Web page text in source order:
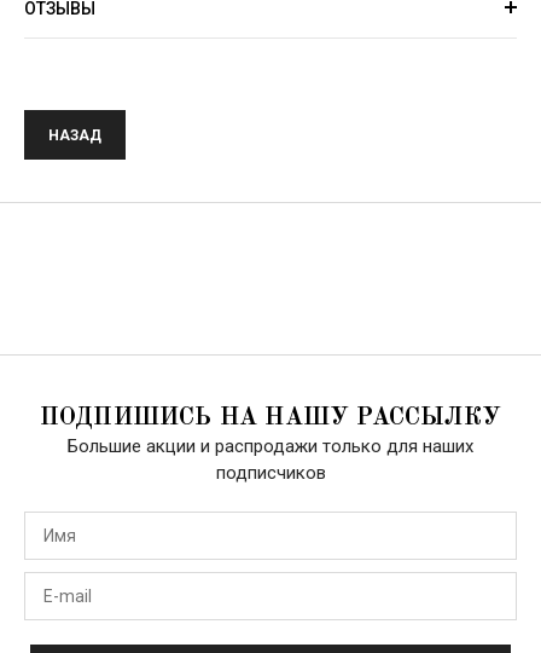
ОТЗЫВЫ
НАЗАД
ПОДПИШИСЬ НА НАШУ РАССЫЛКУ
Большие акции и распродажи только для наших
подписчиков